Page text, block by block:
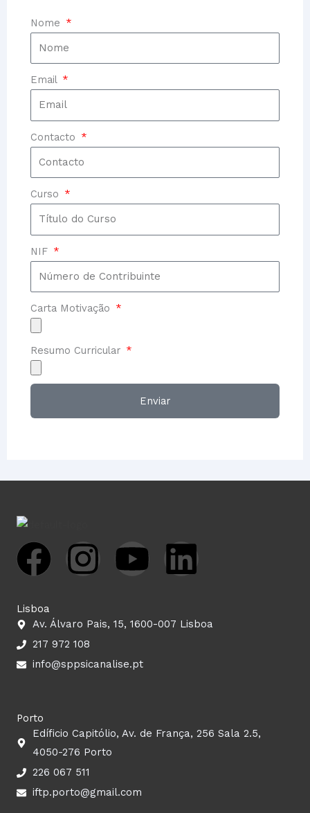
Nome
Email
Contacto
Curso
NIF
Carta Motivação
Resumo Curricular
Enviar
F
c
e
o
o
k
I
s
t
g
r
a
Y
u
t
b
L
n
d
Lisboa
Av. Álvaro Pais, 15, 1600-007 Lisboa
217 972 108
info@sppsicanalise.pt
Porto
Edíficio Capitólio, Av. de França, 256 Sala 2.5,
4050-276 Porto
226 067 511
iftp.porto@gmail.com